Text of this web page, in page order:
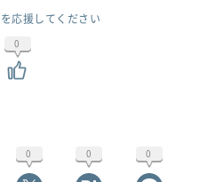
応援してください
0
0 0 0